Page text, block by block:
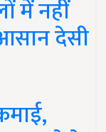
में नहीं
देसी